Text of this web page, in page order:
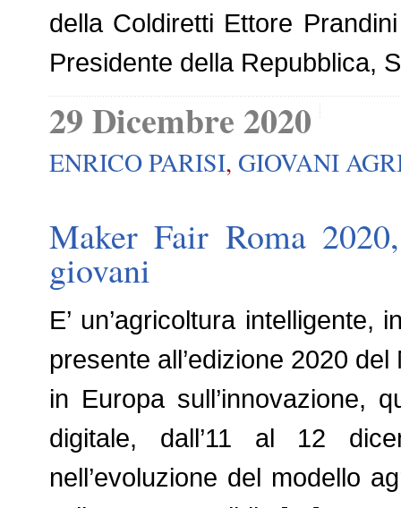
della Coldiretti Ettore
Presidente della Repubblica,
29 Dicembre 2020
ENRICO PARISI, GIOVANI
Maker Fair Roma
giovani
E’ un’agricoltura
presente all’edizione 2020
in Europa sull’innovazione,
digitale, dall’11 al 12
nell’evoluzione del modello